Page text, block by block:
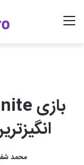
منو جستجوورود
محمد